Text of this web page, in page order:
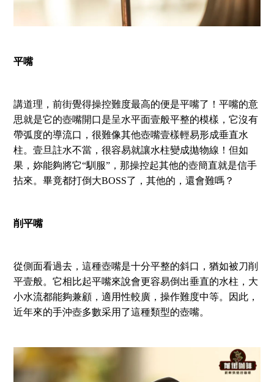
平嘴
講道理，前街覺得操控難度最高的便是平嘴了！平嘴的意
思就是它的壺嘴開口是呈水平面壹般平整的模樣，它沒有
帶弧度的導流口，很難像其他壺嘴壹樣輕易形成垂直水
柱。壹旦註水不當，很容易就讓水柱變成拋物線！但如
果，妳能夠將它“馴服”，那操控起其他的壺簡直就是信手
拈來。畢竟都打倒大BOSS了，其他的，還會難嗎？
削平嘴
從側面看過去，這種壺嘴是十分平整的斜口，猶如被刀削
平壹般。它相比起平嘴來說會更容易倒出垂直的水柱，大
小水流都能夠兼顧，適用性較廣，操作難度中等。因此，
近年來的手沖壺多數采用了這種類型的壺嘴。